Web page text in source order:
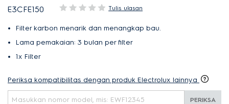
E3CFE150 Tulis ulasan
Filter karbon menarik dan menangkap bau.
Lama pemakaian: 3 bulan per filter
1x Filter
Periksa kompatibilitas dengan produk Electrolux lainnya
PERIKSA